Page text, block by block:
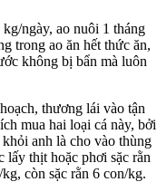
ngày, ao nuôi 1 tháng
trong ao ăn hết thức ăn,
không bị bẩn mà luôn
thương lái vào tận
mua hai loại cá này, bởi
anh là cho vào thùng
lấy thịt hoặc phơi sặc rằn
còn sặc rằn 6 con/kg.